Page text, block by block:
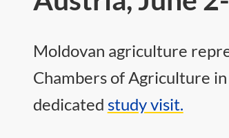
Moldovan agriculture
Chambers of Agriculture
dedicated study visit.